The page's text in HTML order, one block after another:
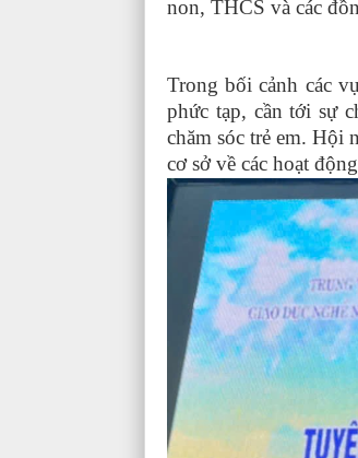
non, THCS và các
Trong bối cảnh các
phức tạp, cần tới sự
chăm sóc trẻ em. Hội
cơ sở về các hoạt